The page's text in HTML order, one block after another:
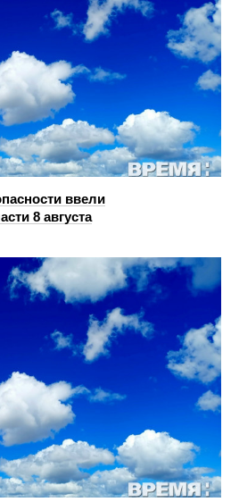
ввели
8 августа